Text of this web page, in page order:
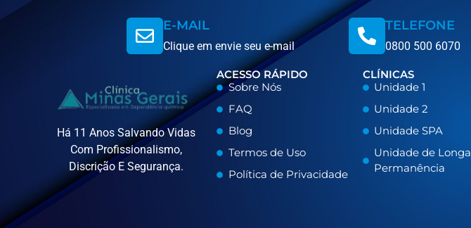
E-MAIL
Clique em envie seu e-mail
TELEFONE
0800 500 6070
Há 11 Anos Salvando Vidas
Com Profissionalismo,
Discrição E Segurança.
ACESSO RÁPIDO
Sobre Nós
FAQ
Blog
Termos de Uso
Política de Privacidade
CLÍNICAS
Unidade 1
Unidade 2
Unidade SPA
Unidade de Longa
Permanência